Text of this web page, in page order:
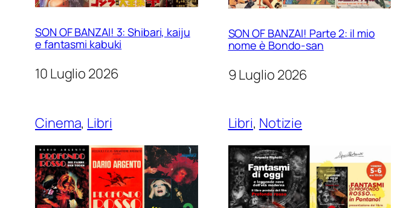
SON OF BANZAI! 3: Shibari, kaiju
e fantasmi kabuki
10 Luglio 2026
SON OF BANZAI! Parte 2: il mio
nome è Bondo-san
9 Luglio 2026
Cinema, Libri Libri, Notizie